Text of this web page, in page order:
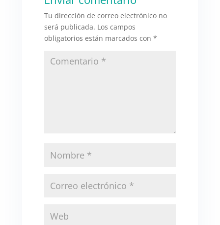
Tu dirección de correo electrónico no
será publicada. Los campos
obligatorios están marcados con *